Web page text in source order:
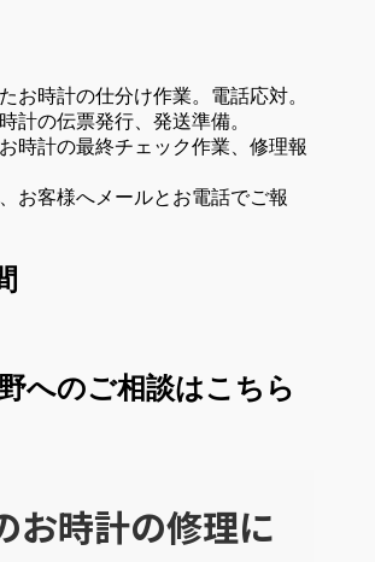
お時計の仕分け作業。電話応対。
計の伝票発行、発送準備。
時計の最終チェック作業、修理報
お客様へメールとお電話でご報
へのご相談はこちら